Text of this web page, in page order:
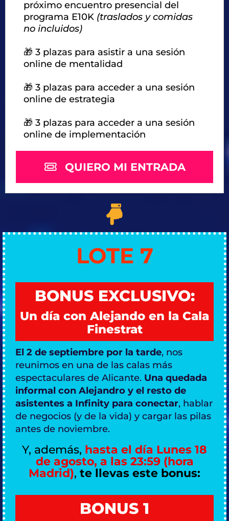
próximo encuentro presencial del
programa E10K (traslados y comidas
no incluidos)
🎁 3 plazas para asistir a una sesión
online de mentalidad
🎁 3 plazas para acceder a una sesión
online de estrategia
🎁 3 plazas para acceder a una sesión
online de implementación
QUIERO MI ENTRADA
LOTE 7
BONUS EXCLUSIVO:
Un día con Alejando en la Cala
Finestrat
El 2 de septiembre por la tarde, nos
reunimos en una de las calas más
espectaculares de Alicante. Una quedada
informal con Alejandro y el resto de
asistentes a Infinity para conectar, hablar
de negocios (y de la vida) y cargar las pilas
antes de noviembre.
Y, además, hasta el día Lunes 18
de agosto, a las 23:59 (hora
Madrid), te llevas este bonus:
BONUS 1